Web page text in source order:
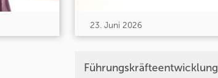
23. Juni 2026
Führungskräfteentwicklung